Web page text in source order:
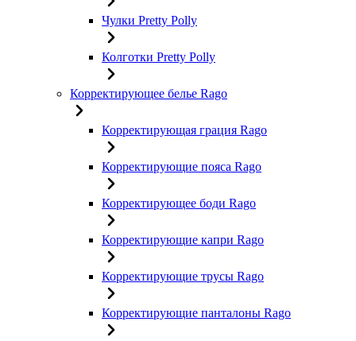
Чулки Pretty Polly
Колготки Pretty Polly
Корректирующее белье Rago
Корректирующая грация Rago
Корректирующие пояса Rago
Корректирующее боди Rago
Корректирующие капри Rago
Корректирующие трусы Rago
Корректирующие панталоны Rago